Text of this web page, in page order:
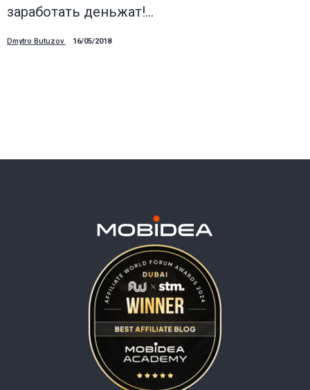
заработать деньжат!…
Dmytro Butuzov 16/05/2018